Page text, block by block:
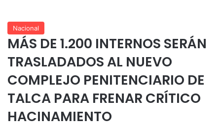
Nacional
MÁS DE 1.200 INTERNOS SERÁN
TRASLADADOS AL NUEVO
COMPLEJO PENITENCIARIO DE
TALCA PARA FRENAR CRÍTICO
HACINAMIENTO